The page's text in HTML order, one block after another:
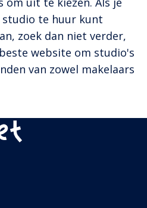
studio te huur kunt
zoek dan niet verder,
website om studio's
van zowel makelaars